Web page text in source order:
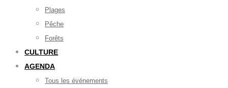
Plages
Pêche
Forêts
CULTURE
AGENDA
Tous les événements